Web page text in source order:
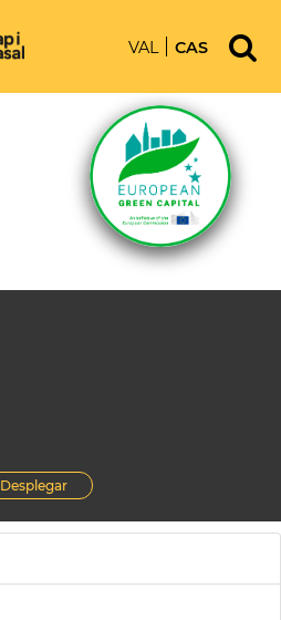
VAL CAS
Desplegar